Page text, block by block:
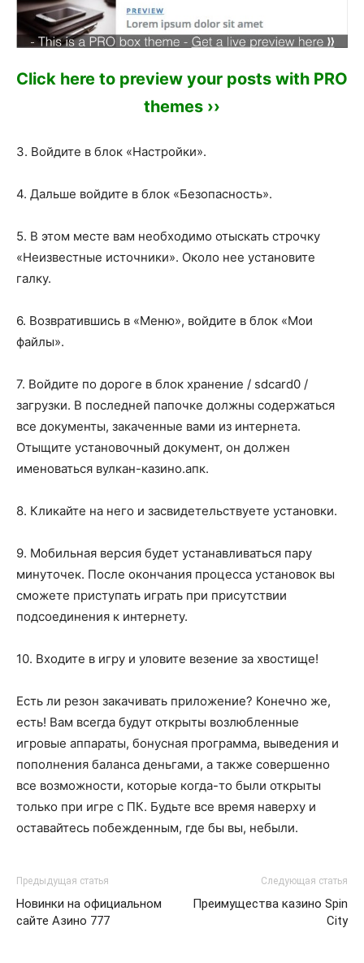
Click here to preview your posts with PRO
themes ››
3. Войдите в блок «Настройки».
4. Дальше войдите в блок «Безопасность».
5. В этом месте вам необходимо отыскать строчку
«Неизвестные источники». Около нее установите
галку.
6. Возвратившись в «Меню», войдите в блок «Мои
файлы».
7. Войдите по дороге в блок хранение / sdcard0 /
загрузки. В последней папочке должны содержаться
все документы, закаченные вами из интернета.
Отыщите установочный документ, он должен
именоваться вулкан-казино.апк.
8. Кликайте на него и засвидетельствуете установки.
9. Мобильная версия будет устанавливаться пару
минуточек. После окончания процесса установок вы
сможете приступать играть при присутствии
подсоединения к интернету.
10. Входите в игру и уловите везение за хвостище!
Есть ли резон закачивать приложение? Конечно же,
есть! Вам всегда будут открыты возлюбленные
игровые аппараты, бонусная программа, выведения и
пополнения баланса деньгами, а также совершенно
все возможности, которые когда-то были открыты
только при игре с ПК. Будьте все время наверху и
оставайтесь побежденным, где бы вы, небыли.
Предыдущая статья
Новинки на официальном
сайте Азино 777
Следующая статья
Преимущества казино Spin
City